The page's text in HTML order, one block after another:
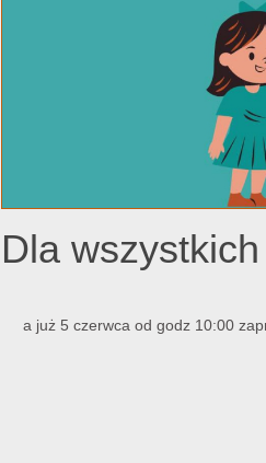
Dla
a już 5 czerwca od godz 10:00